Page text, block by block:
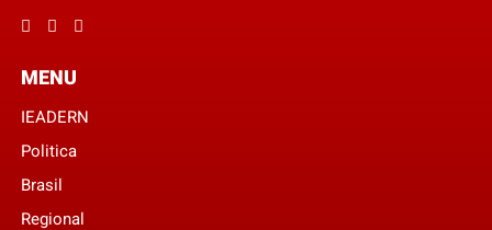
MENU
IEADERN
Politica
Brasil
Regional